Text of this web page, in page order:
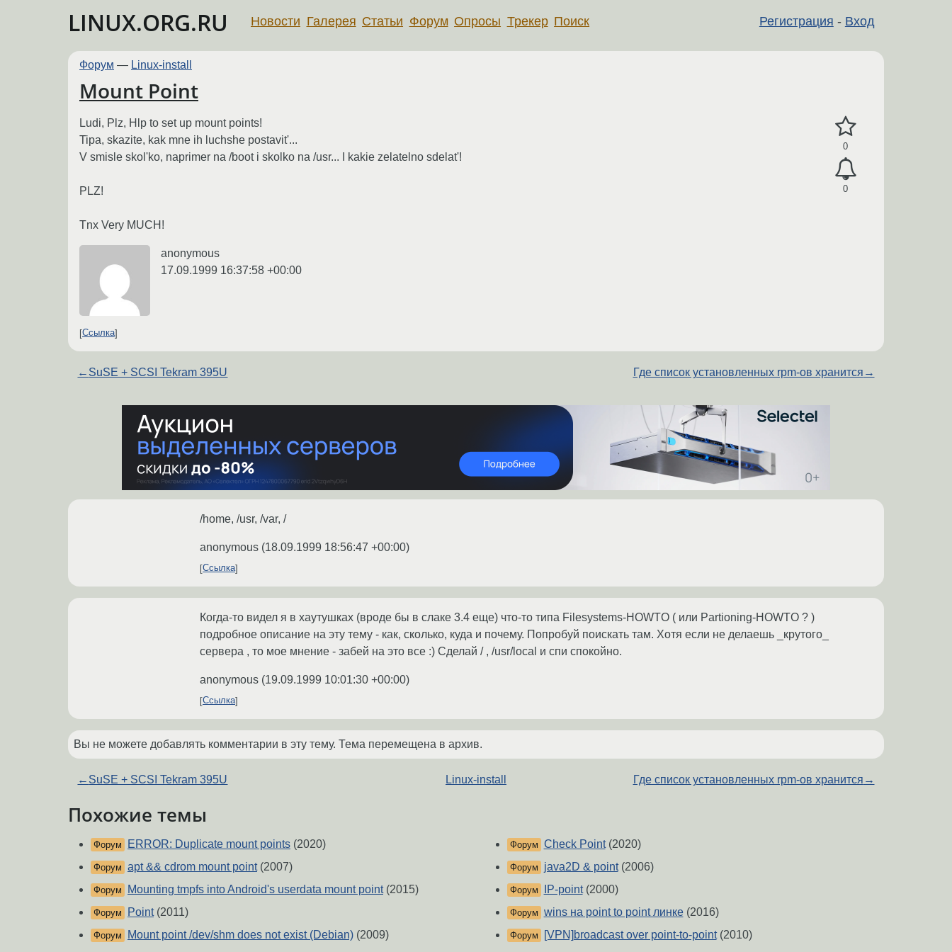
LINUX.ORG.RU Регистрация - Вход
Новости Галерея Статьи Форум Опросы Трекер Поиск
Форум — Linux-install
Mount Point
0
0
Ludi, Plz, Hlp to set up mount points!
Tipa, skazite, kak mne ih luchshe postavit'...
V smisle skol'ko, naprimer na /boot i skolko na /usr... I kakie zelatelno sdelat'!
PLZ!
Tnx Very MUCH!
anonymous
17.09.1999 16:37:58 +00:00
Ссылка
← SuSE + SCSI Tekram 395U Где список установленных rpm-ов хранится →
/home, /usr, /var, /
anonymous (18.09.1999 18:56:47 +00:00)
Ссылка
Когда-то видел я в хаутушках (вроде бы в слаке 3.4 еще) что-то типа Filesystems-HOWTO ( или Partioning-HOWTO ? )
подробное описание на эту тему - как, сколько, куда и почему. Попробуй поискать там. Хотя если не делаешь _крутого_
сервера , то мое мнение - забей на это все :) Cделай / , /usr/local и спи спокойно.
anonymous (19.09.1999 10:01:30 +00:00)
Ссылка
Вы не можете добавлять комментарии в эту тему. Тема перемещена в архив.
← SuSE + SCSI Tekram 395U Linux-install Где список установленных rpm-ов хранится →
Похожие темы
Форум ERROR: Duplicate mount points (2020)
Форум apt && cdrom mount point(2007)
Форум Mounting tmpfs into Android's userdata mount point(2015)
Форум Point(2011)
Форум Mount point /dev/shm does not exist (Debian) (2009)
Форум Check Point(2020)
Форум java2D & point(2006)
Форум IP-point(2000)
Форум wins на point to point линке(2016)
Форум [VPN]broadcast over point-to-point(2010)